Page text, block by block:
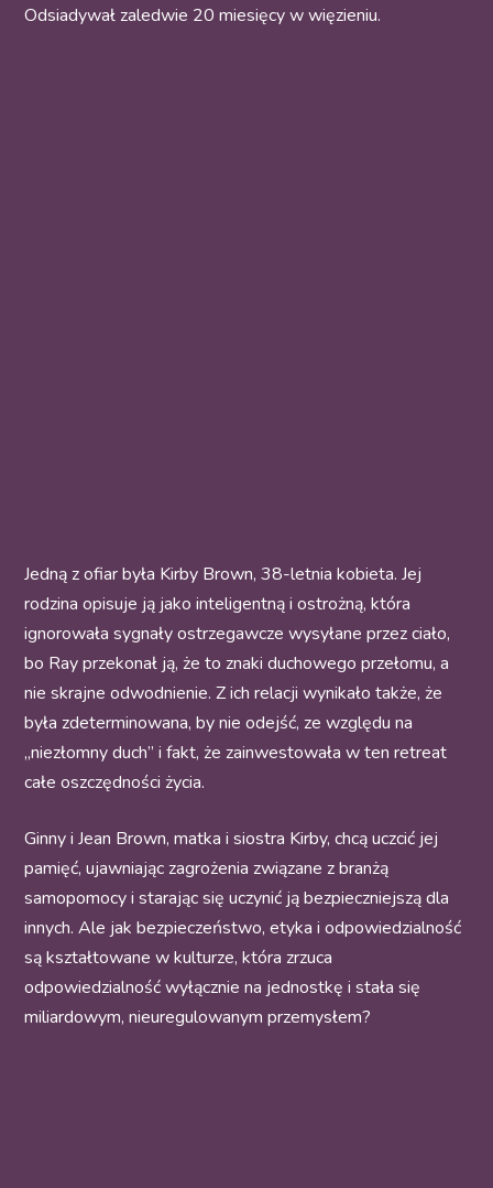
Odsiadywał zaledwie 20 miesięcy w więzieniu.
Jedną z ofiar była Kirby Brown, 38-letnia kobieta. Jej
rodzina opisuje ją jako inteligentną i ostrożną, która
ignorowała sygnały ostrzegawcze wysyłane przez ciało,
bo Ray przekonał ją, że to znaki duchowego przełomu, a
nie skrajne odwodnienie. Z ich relacji wynikało także, że
była zdeterminowana, by nie odejść, ze względu na
„niezłomny duch” i fakt, że zainwestowała w ten retreat
całe oszczędności życia.
Ginny i Jean Brown, matka i siostra Kirby, chcą uczcić jej
pamięć, ujawniając zagrożenia związane z branżą
samopomocy i starając się uczynić ją bezpieczniejszą dla
innych. Ale jak bezpieczeństwo, etyka i odpowiedzialność
są kształtowane w kulturze, która zrzuca
odpowiedzialność wyłącznie na jednostkę i stała się
miliardowym, nieuregulowanym przemysłem?